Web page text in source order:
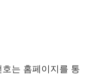
는 홈페이지를 통